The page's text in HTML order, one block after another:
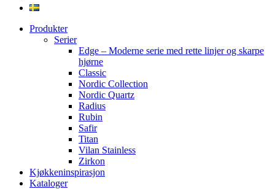
Produkter
Serier
Edge – Moderne serie med rette linjer og skarpe
hjørne
Classic
Nordic Collection
Nordic Quartz
Radius
Rubin
Safir
Titan
Vilan Stainless
Zirkon
Kjøkkeninspirasjon
Kataloger